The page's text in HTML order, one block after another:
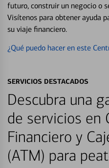
futuro, construir un negocio o
Visítenos para obtener ayuda
su viaje financiero.
¿Qué puedo hacer en este
SERVICIOS DESTACADOS
Descubra una
de servicios en
Financiero y
(ATM) para